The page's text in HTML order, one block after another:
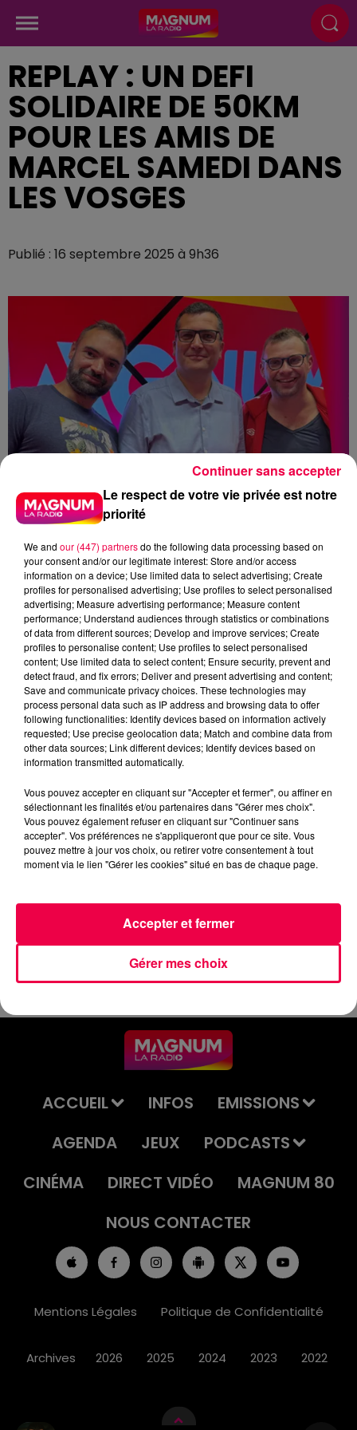
REPLAY : UN DEFI
SOLIDAIRE DE 50KM
POUR LES AMIS DE
MARCEL SAMEDI DANS
LES VOSGES
Publié : 16 septembre 2025 à 9h36
podcasts/2025/09/nicolasbertrand.mp3
REPLAY : UN DEFI SOLIDAIRE DE
50KM POUR LES AMIS DE MARCEL
SAMEDI DANS LES VOSGES.
Le Samedi 20 septembre à 7h30,
Nicolas BERTRAND s'élancera pour
son défi de rallier Fontenoy-le-
bleue.
L'argent récolté par l'Association
sera reversé aux services
pédiatriques des hôpitaux
ACCUEIL INFOS
EMISSIONS
AGENDA
JEUX
PODCASTS
CINÉMA
DIRECT VIDÉO
MAGNUM 80
NOUS CONTACTER
Mentions Légales Politique de Confidentialité
Archives 2026 2025 2024 2023 2022
Le respect de votre vie privée est notre
priorité
We and our (447) partnersdo the following data processing based on
your consent and/or our legitimate interest: Store and/or access
information on a device; Use limited data to select advertising; Create
profiles for personalised advertising; Use profiles to select personalised
advertising; Measure advertising performance; Measure content
performance; Understand audiences through statistics or combinations
of data from different sources; Develop and improve services; Create
profiles to personalise content; Use profiles to select personalised
content; Use limited data to select content; Ensure security, prevent and
detect fraud, and fix errors; Deliver and present advertising and content;
Save and communicate privacy choices. These technologies may
process personal data such as IP address and browsing data to offer
following functionalities: Identify devices based on information actively
requested; Use precise geolocation data; Match and combine data from
other data sources; Link different devices; Identify devices based on
information transmitted automatically.
Vous pouvez accepter en cliquant sur "Accepter et fermer", ou affiner en
sélectionnant les finalités et/ou partenaires dans "Gérer mes choix".
Vous pouvez également refuser en cliquant sur "Continuer sans
accepter". Vos préférences ne s'appliqueront que pour ce site. Vous
pouvez mettre à jour vos choix, ou retirer votre consentement à tout
moment via le lien "Gérer les cookies" situé en bas de chaque page.
Gérer mes choix
Accepter et fermer
Continuer sans accepter